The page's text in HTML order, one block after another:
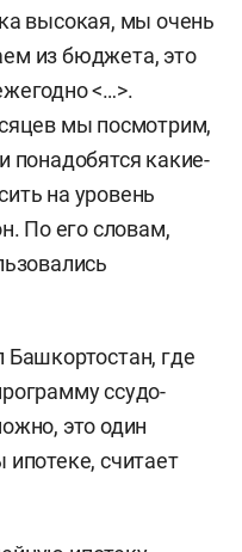
высокая, мы очень
из бюджета, это
<…>.
мы посмотрим,
понадобятся какие-
на уровень
По его словам,
Башкортостан, где
ссудо-
это один
ипотеке, считает